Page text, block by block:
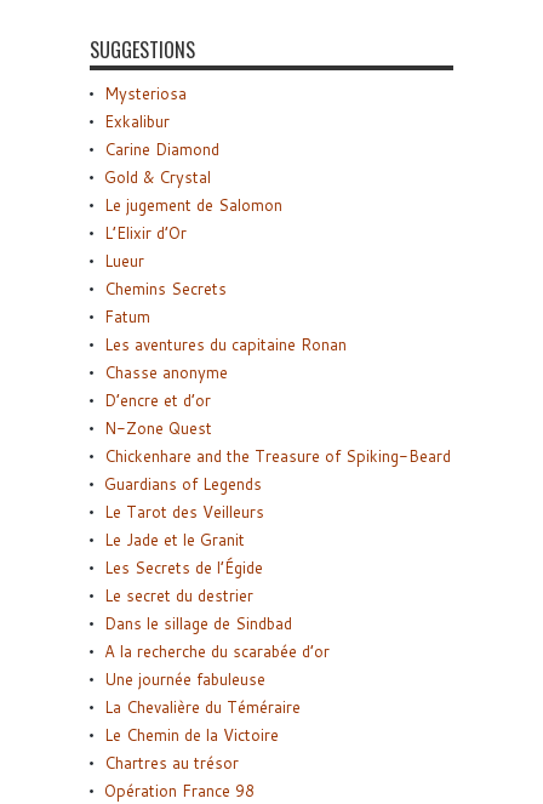
SUGGESTIONS
Mysteriosa
Exkalibur
Carine Diamond
Gold & Crystal
Le jugement de Salomon
L’Elixir d’Or
Lueur
Chemins Secrets
Fatum
Les aventures du capitaine Ronan
Chasse anonyme
D’encre et d’or
N-Zone Quest
Chickenhare and the Treasure of Spiking-Beard
Guardians of Legends
Le Tarot des Veilleurs
Le Jade et le Granit
Les Secrets de l’Égide
Le secret du destrier
Dans le sillage de Sindbad
A la recherche du scarabée d’or
Une journée fabuleuse
La Chevalière du Téméraire
Le Chemin de la Victoire
Chartres au trésor
Opération France 98